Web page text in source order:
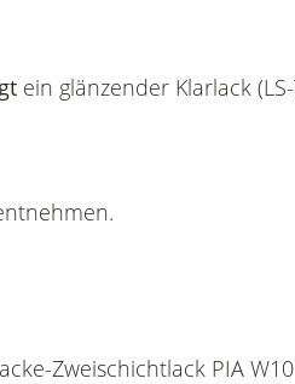
ein glänzender Klarlack
Zweischichtlack PIA